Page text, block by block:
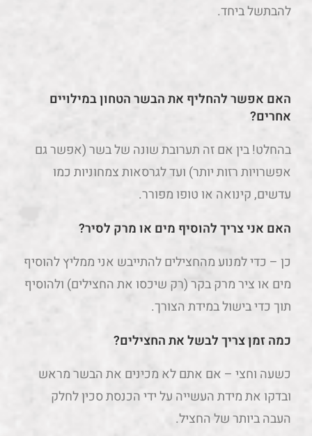
להבתשל ביחד.
האם אפשר להחליף את הבשר הטחון במילויים
אחרים?
בהחלט! בין אם זה תערובת שונה של בשר (אפשר גם
אפשרויות רזות יותר) ועד לגרסאות צמחוניות כמו
עדשים, קינואה או טופו מפורר.
האם אני צריך להוסיף מים או מרק לסיר?
כן – כדי למנוע מהחצילים להתייבש אני ממליץ להוסיף
מים או ציר מרק בקר (רק שיכסו את החצילים) ולהוסיף
תוך כדי בישול במידת הצורך.
כמה זמן צריך לבשל את החצילים?
כשעה וחצי – אם אתם לא מכינים את הבשר מראש
ובדקו את מידת העשייה על ידי הכנסת סכין לחלק
העבה ביותר של החציל.